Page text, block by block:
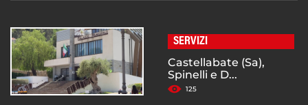
SERVIZI
Castellabate (Sa),
Spinelli e D...
125